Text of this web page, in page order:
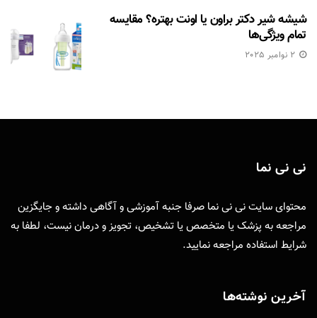
شیشه شیر دکتر براون یا اونت بهتره؟ مقایسه
تمام ویژگی‌ها
2 نوامبر 2025
نی نی نما
محتوای سایت نی نی نما صرفا جنبه آموزشی و آگاهی داشته و جایگزین
مراجعه به پزشک یا متخصص یا تشخیص، تجویز و درمان نیست، لطفا به
شرایط استفاده مراجعه نمایید.
آخرین نوشته‌ها